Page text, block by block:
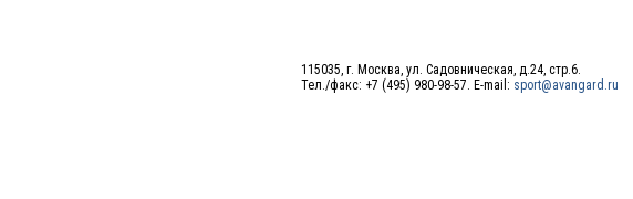
115035, г. Москва, ул. Садовническая, д.24, стр.6.
Тел./факс: +7 (495) 980-98-57. E-mail: sport@avangard.ru